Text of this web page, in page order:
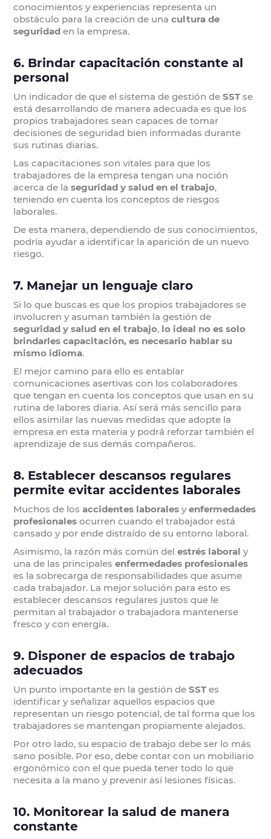
conocimientos y experiencias representa un
obstáculo para la creación de unacultura de
seguridad en la empresa.
6. Brindar capacitación constante al
personal
Un indicador de que el sistema de gestión deSSTse
está desarrollando de manera adecuada es que los
propios trabajadores sean capaces de tomar
decisiones de seguridad bien informadas durante
sus rutinas diarias.
Las capacitaciones son vitales para que los
trabajadores de la empresa tengan una noción
acerca de laseguridad y salud en el trabajo,
teniendo en cuenta los conceptos de riesgos
laborales.
De esta manera, dependiendo de sus conocimientos,
podría ayudar a identificar la aparición de un nuevo
riesgo.
7. Manejar un lenguaje claro
Si lo que buscas es que los propios trabajadores se
involucren y asuman también la gestión de
seguridad y salud en el trabajo, lo ideal no es solo
brindarles capacitación, es necesario hablar su
mismo idioma.
El mejor camino para ello es entablar
comunicaciones asertivas con los colaboradores
que tengan en cuenta los conceptos que usan en su
rutina de labores diaria. Así será más sencillo para
ellos asimilar las nuevas medidas que adopte la
empresa en esta materia y podrá reforzar también el
aprendizaje de sus demás compañeros.
8. Establecer descansos regulares
permite evitar accidentes laborales
Muchos de losaccidentes laborales yenfermedades
profesionales ocurren cuando el trabajador está
cansado y por ende distraído de su entorno laboral.
Asimismo, la razón más común del estrés laboral y
una de las principalesenfermedades profesionales
es la sobrecarga de responsabilidades que asume
cada trabajador. La mejor solución para esto es
establecer descansos regulares justos que le
permitan al trabajador o trabajadora mantenerse
fresco y con energía.
9. Disponer de espacios de trabajo
adecuados
Un punto importante en la gestión deSSTes
identificar y señalizar aquellos espacios que
representan un riesgo potencial, de tal forma que los
trabajadores se mantengan propiamente alejados.
Por otro lado, su espacio de trabajo debe ser lo más
sano posible. Por eso, debe contar con un mobiliario
ergonómico con el que pueda tener todo lo que
necesita a la mano y prevenir así lesiones físicas.
10. Monitorear la salud de manera
constante